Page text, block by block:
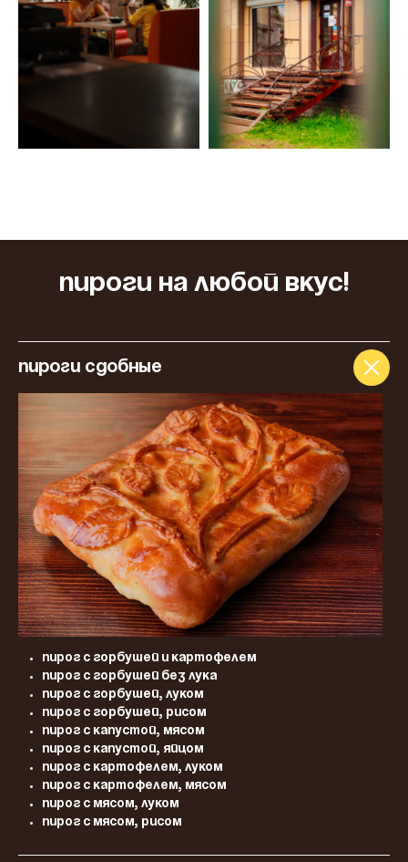
Пироги на любой вкус!
ПИРОГИ СДОБНЫЕ
Пирог с горбушей и картофелем
Пирог с горбушей без лука
Пирог с горбушей, луком
Пирог с горбушей, рисом
Пирог с капустой, мясом
Пирог с капустой, яйцом
Пирог с картофелем, луком
Пирог с картофелем, мясом
Пирог с мясом, луком
Пирог с мясом, рисом